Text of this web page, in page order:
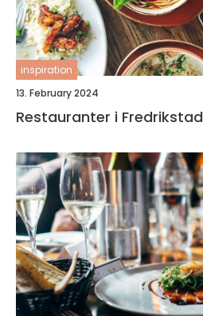
inspiration
13. February 2024
Restauranter i Fredrikstad